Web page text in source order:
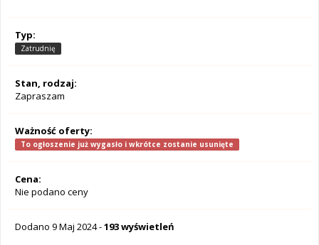
Typ:
Zatrudnię
Stan, rodzaj:
Zapraszam
Ważność oferty:
To ogłoszenie już wygasło i wkrótce zostanie usunięte
Cena:
Nie podano ceny
Dodano 9 Maj 2024-193 wyświetleń